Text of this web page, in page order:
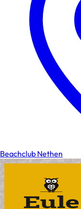
Beachclub Nethen